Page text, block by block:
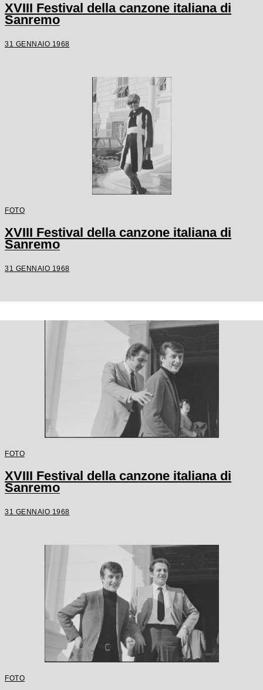
XVIII Festival della canzone italiana di
Sanremo
31 GENNAIO 1968
FOTO
XVIII Festival della canzone italiana di
Sanremo
31 GENNAIO 1968
FOTO
XVIII Festival della canzone italiana di
Sanremo
31 GENNAIO 1968
FOTO